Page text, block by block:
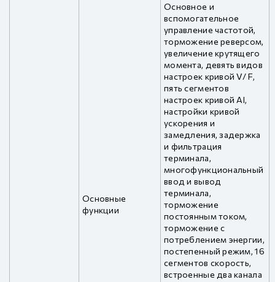
Основные
функции
Основное и
вспомогательное
управление частотой,
торможение реверсом,
увеличение крутящего
момента, девять видов
настроек кривой V/ F,
пять сегментов
настроек кривой AI,
настройки кривой
ускорения и
замедления, задержка
и фильтрация
терминала,
многофункциональный
ввод и вывод
терминала,
торможение
постоянным током,
торможение с
потреблением энергии,
постепенный режим, 16
сегментов скорость,
встроенные два канала